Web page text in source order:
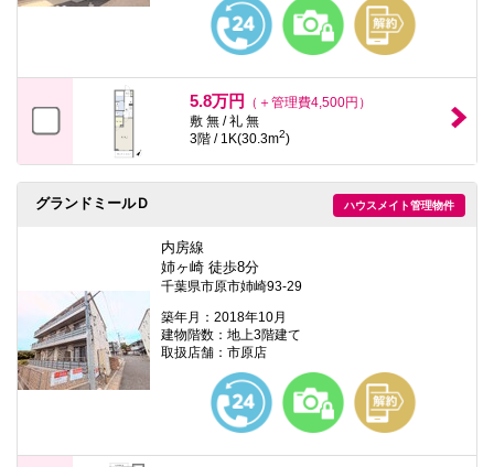
5.8万円
（＋管理費4,500円）
敷 無 / 礼 無
3階 / 1K(30.3m2)
ハウスメイト管理物件
グランドミールＤ
内房線
姉ヶ崎 徒歩8分
千葉県市原市姉崎93-29
築年月：2018年10月
建物階数：地上3階建て
取扱店舗：市原店